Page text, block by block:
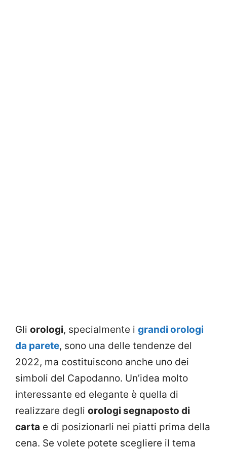
Gli orologi, specialmente i grandi orologi
da parete, sono una delle tendenze del
2022, ma costituiscono anche uno dei
simboli del Capodanno. Un’idea molto
interessante ed elegante è quella di
realizzare degli orologi segnaposto di
carta e di posizionarli nei piatti prima della
cena. Se volete potete scegliere il tema